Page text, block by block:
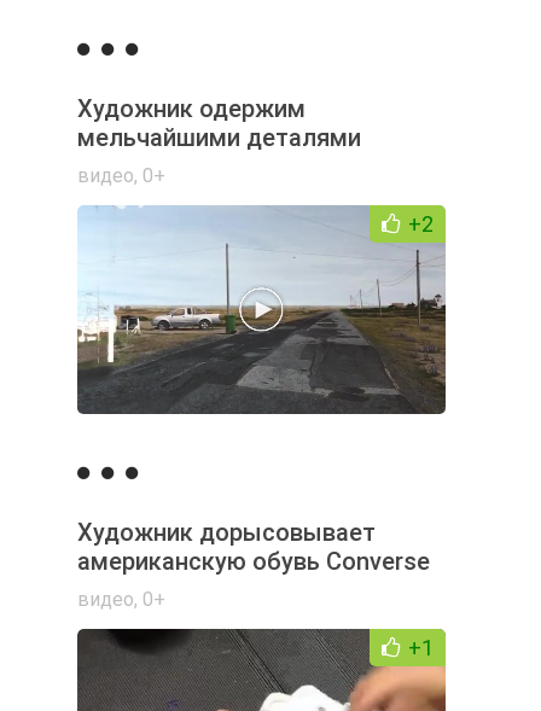
Художник одержим
мельчайшими деталями
видео, 0+
+2
Художник дорысовывает
американскую обувь Converse
видео, 0+
+1